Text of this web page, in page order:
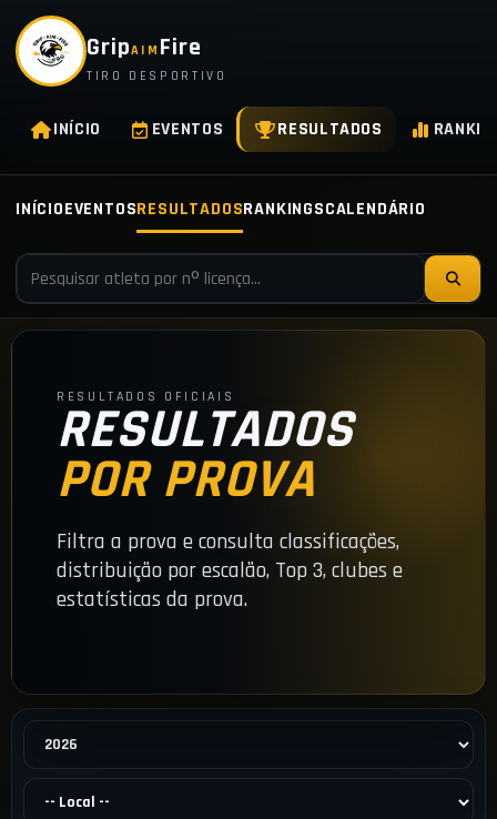
GripAIM Fire
TIRO DESPORTIVO
INÍCIO EVENTOS RESULTADOS
INÍCIOEVENTOSRESULTADOSRANKINGSCALENDÁRIO
RESULTADOS OFICIAIS
RESULTADOS
POR PROVA
Filtra a prova e consulta classificações,
distribuição por escalão, Top 3, clubes e
estatísticas da prova.